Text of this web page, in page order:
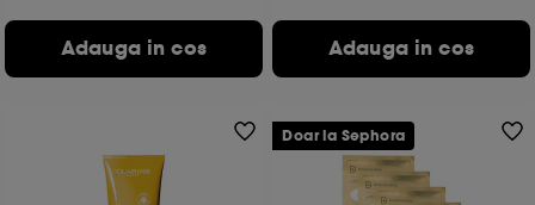
Adauga in cos Adauga in cos
Doar la Sephora